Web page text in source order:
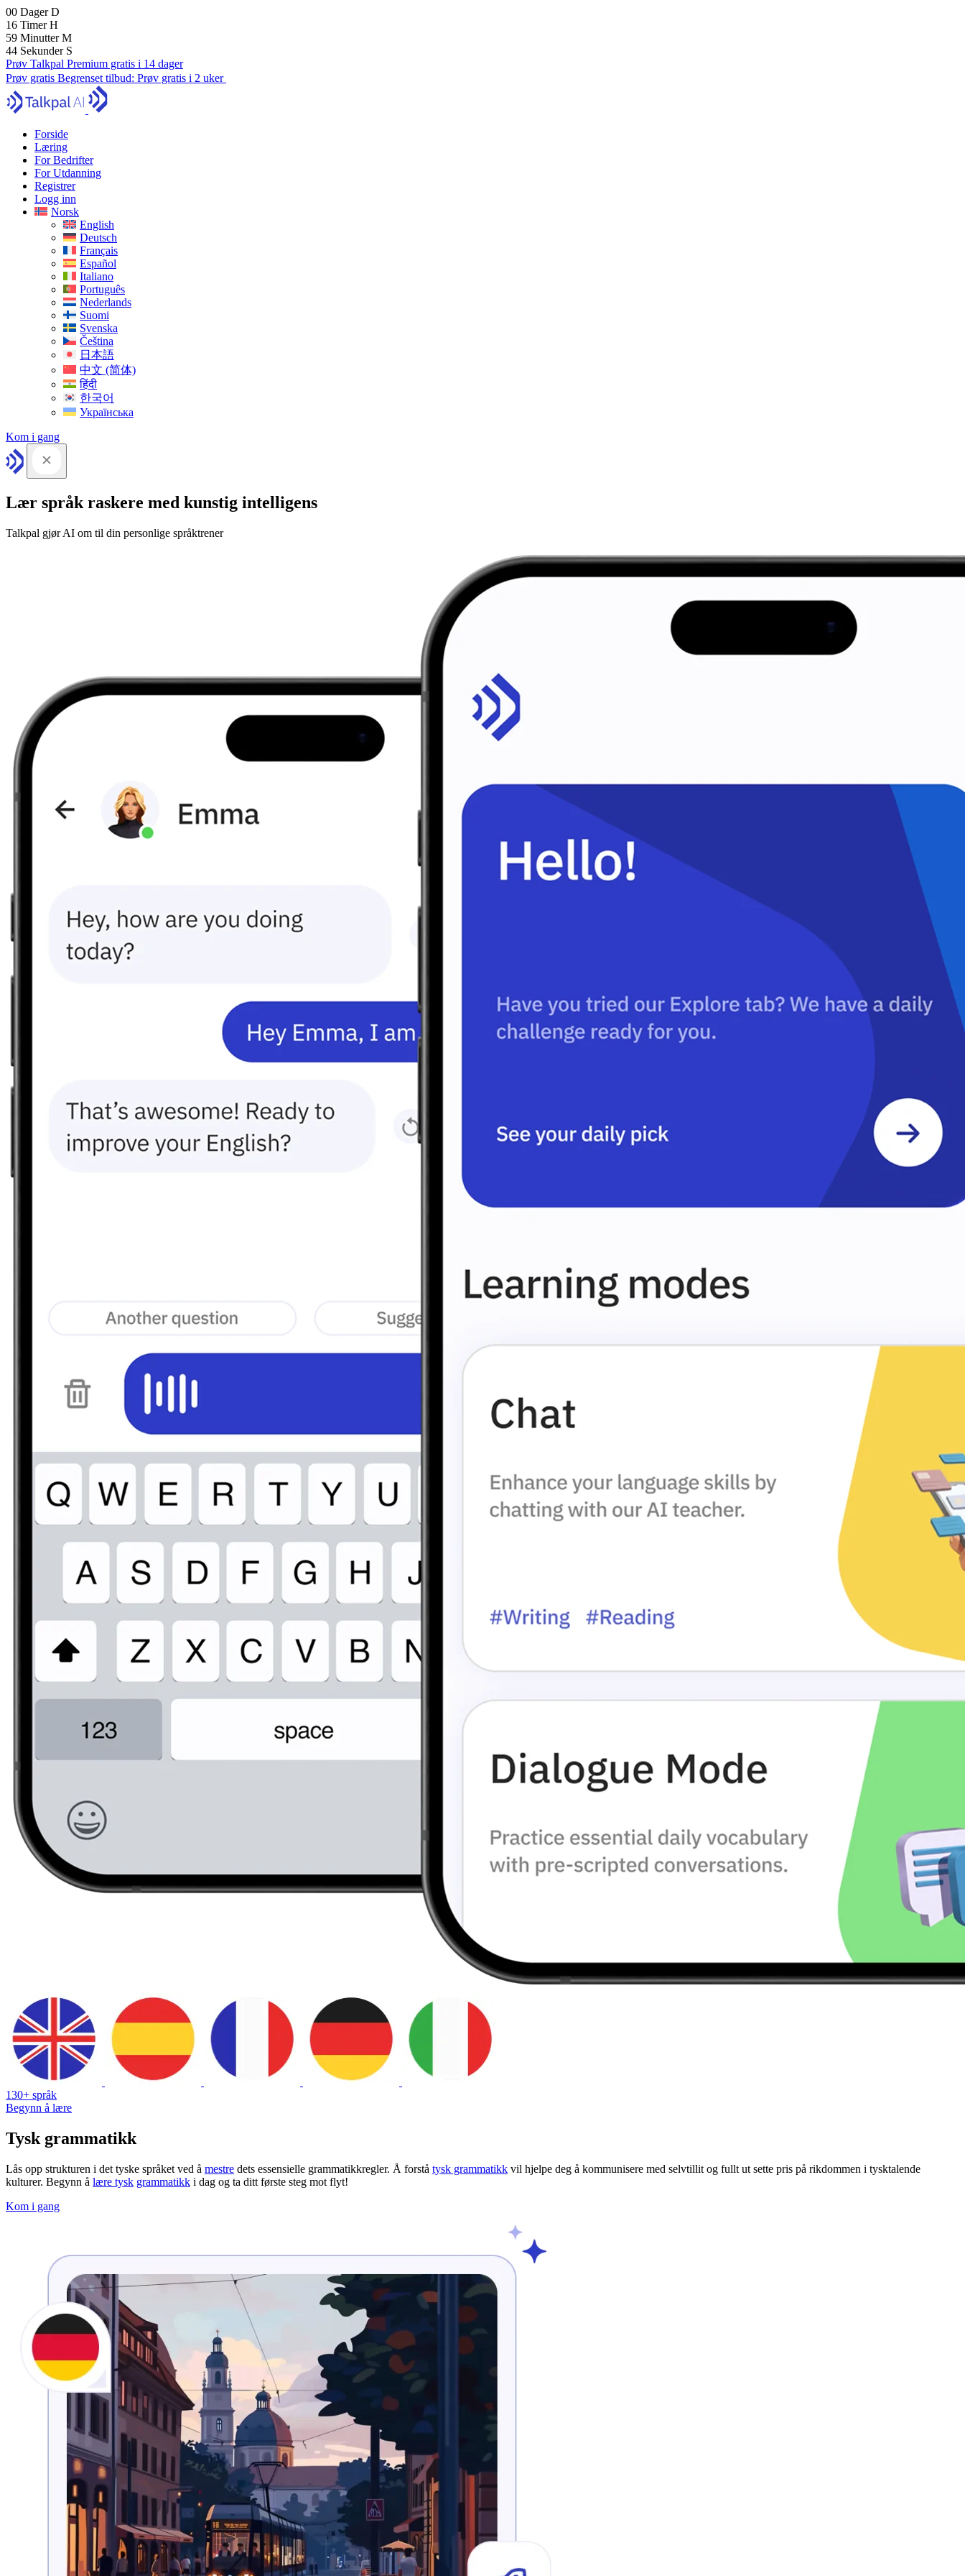
00 DagerD
16 TimerH
59 MinutterM
43 Sekunder S
Prøv Talkpal Premium gratis i 14 dager
Prøv gratis Begrenset tilbud: Prøv gratis i 2 uker
Forside
Læring
For Bedrifter
For Utdanning
Registrer
Logg inn
Norsk
English
Deutsch
Français
Español
Italiano
Português
Nederlands
Suomi
Svenska
Čeština
日本語
中文 (简体)
हिंदी
한국어
Українська
Kom i gang
Lær språk raskere med kunstig intelligens
Talkpal gjør AI om til din personlige språktrener
130+ språk
Begynn å lære
Tysk grammatikk
Lås opp strukturen i det tyske språket ved å mestre dets essensielle grammatikkregler. Å forstå tysk grammatikk vil hjelpe deg å kommunisere med selvtillit og fullt ut sette pris på rikdommen i tysktalende
kulturer. Begynn å lære tysk grammatikk i dag og ta ditt første steg mot flyt!
Kom i gang